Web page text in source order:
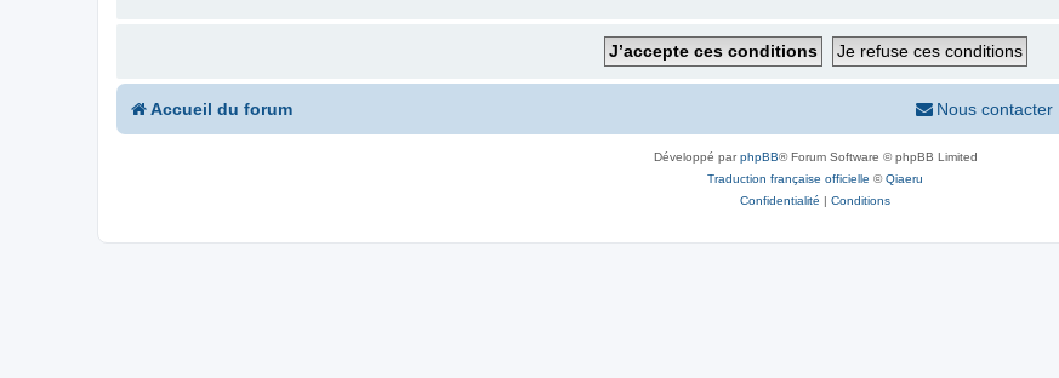
Accueil du forum Nous contacter
Développé parphpBB® Forum Software © phpBB Limited
Traduction française officielle ©Qiaeru
Confidentialité | Conditions